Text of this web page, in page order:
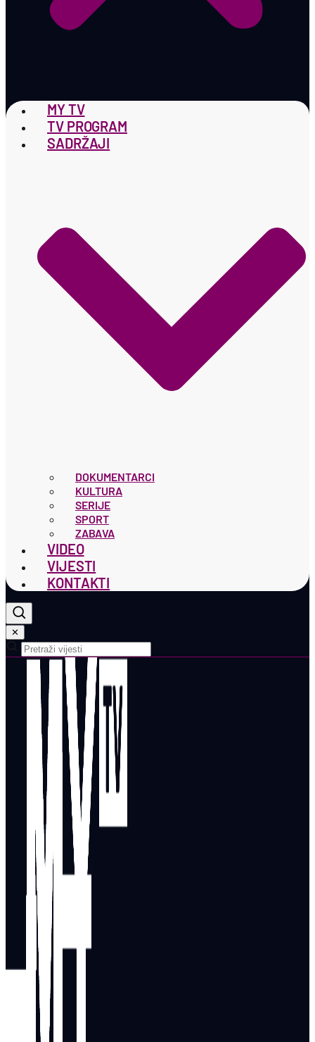
MY TV
TV PROGRAM
SADRŽAJI
DOKUMENTARCI
KULTURA
SERIJE
SPORT
ZABAVA
VIDEO
VIJESTI
KONTAKTI
✕